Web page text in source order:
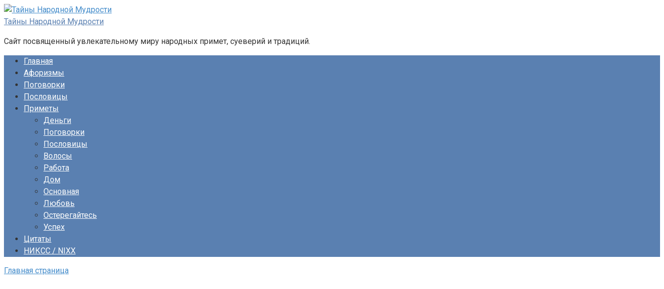
Перейти
к
Тайны Народной Мудрости
Сайт посвященный увлекательному миру народных примет, суеверий и традиций.
Главная
Афоризмы
Поговорки
Пословицы
Приметы
Деньги
Поговорки
Пословицы
Волосы
Работа
Дом
Основная
Любовь
Остерегайтесь
Успех
Цитаты
НИКСС / NIXX
Главная страница